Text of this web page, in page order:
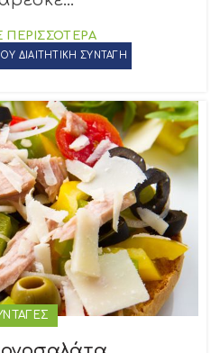
ΠΕΡΙΣΣΟΤΕΡΑ
ΔΙΑΙΤΗΤΙΚΗ ΣΥΝΤΑΓΗ